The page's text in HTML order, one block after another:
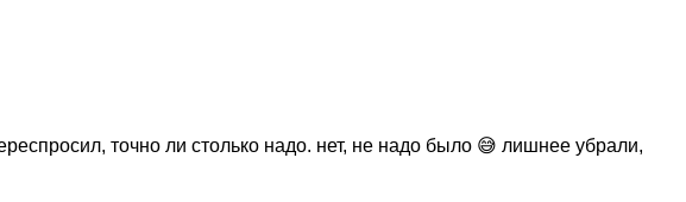
точно ли столько надо. нет, не надо было 😅 лишнее убрали,